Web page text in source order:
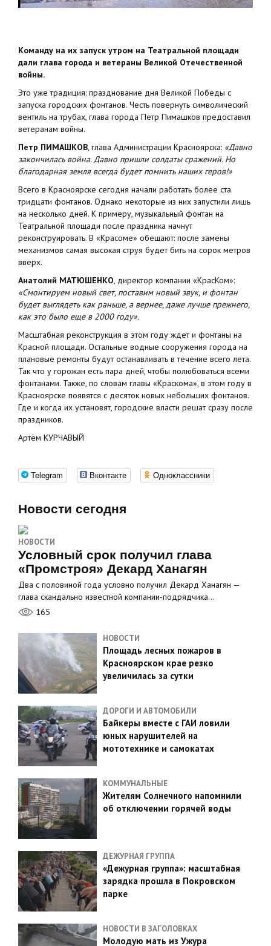
Команду на их запуск утром на Театральной площади
дали глава города и ветераны Великой Отечественной
войны.
Это уже традиция: празднование дня Великой Победы с
запуска городских фонтанов. Честь повернуть символический
вентиль на трубах, глава города Петр Пимашков предоставил
ветеранам войны.
Петр ПИМАШКОВ, глава Администрации Красноярска: «Давно
закончилась война. Давно пришли солдаты сражений. Но
благодарная земля всегда будет помнить наших геров!»
Всего в Красноярске сегодня начали работать более ста
тридцати фонтанов. Однако некоторые из них запустили лишь
на несколько дней. К примеру, музыкальный фонтан на
Театральной площади после праздника начнут
реконструировать. В «Красоме» обещают: после замены
механизмов самая высокая струя будет бить на сорок метров
вверх.
Анатолий МАТЮШЕНКО, директор компании «КрасКом»:
«Смонтируем новый свет, поставим новый звук, и фонтан
будет выглядеть как раньше, а вернее, даже лучше прежнего,
как это было еще в 2000 году».
Масштабная реконструкция в этом году ждет и фонтаны на
Красной площади. Остальные водные сооружения города на
плановые ремонты будут останавливать в течение всего лета.
Так что у горожан есть пара дней, чтобы полюбоваться всеми
фонтанами. Также, по словам главы «Краскома», в этом году в
Красноярске появятся с десяток новых небольших фонтанов.
Где и когда их установят, городские власти решат сразу после
праздников.
Артём КУРЧАВЫЙ
Telegram Вконтакте Одноклассники
Новости сегодня
НОВОСТИ
Условный срок получил глава
«Промстроя» Декард Ханагян
Два с половиной года условно получил Декард Ханагян —
глава скандально известной компании‑подрядчика…
165
НОВОСТИ
Площадь лесных пожаров в
Красноярском крае резко
увеличилась за сутки
ДОРОГИ И АВТОМОБИЛИ
Байкеры вместе с ГАИ ловили
юных нарушителей на
мототехнике и самокатах
КОММУНАЛЬНЫЕ
Жителям Солнечного напомнили
об отключении горячей воды
ДЕЖУРНАЯ ГРУППА
«Дежурная группа»: масштабная
зарядка прошла в Покровском
парке
НОВОСТИ В ЗАГОЛОВКАХ
Молодую мать из Ужура